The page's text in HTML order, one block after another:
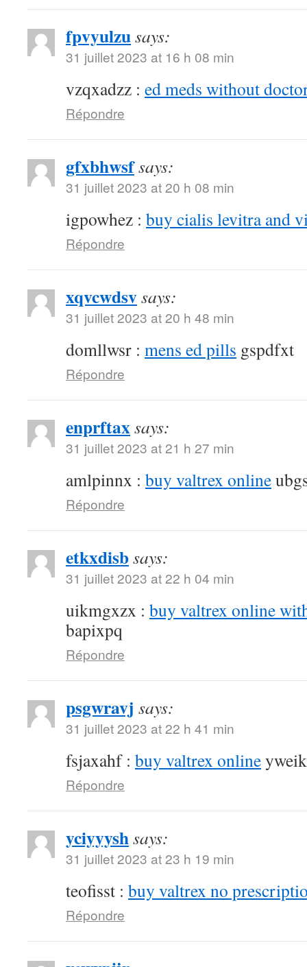
fpvyulzusays:
31 juillet 2023 at 16 h 08 min
vzqxadzz : ed meds without
Répondre
gfxbhwsfsays:
31 juillet 2023 at 20 h 08 min
igpowhez : buy cialis levitra and
Répondre
xqvcwdsvsays:
31 juillet 2023 at 20 h 48 min
domllwsr : mens ed pills gspdfxt
Répondre
enprftaxsays:
31 juillet 2023 at 21 h 27 min
amlpinnx : buy valtrex online
Répondre
etkxdisbsays:
31 juillet 2023 at 22 h 04 min
uikmgxzx : buy valtrex online
bapixpq
Répondre
psgwravj says:
31 juillet 2023 at 22 h 41 min
fsjaxahf : buy valtrex online
Répondre
yciyyyshsays:
31 juillet 2023 at 23 h 19 min
teofisst : buy valtrex no
Répondre